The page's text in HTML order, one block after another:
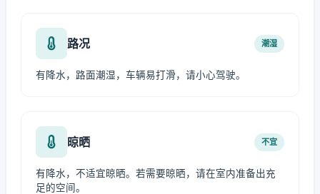
路况 潮湿
有降水，路面潮湿，车辆易打滑，请小心驾驶。
晾晒 不宜
有降水，不适宜晾晒。若需要晾晒，请在室内准备出充
足的空间。